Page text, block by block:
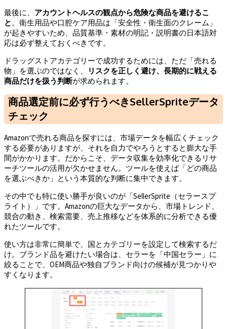
最後に、 アカウントヘルスの観点から危険な商品を避けるこ
と 。衛生用品や口腔ケア用品は「安全性・衛生面のクレーム」
が起きやすいため、品質基準・素材の明記・説明書の日本語対
応は必ず整えておくべきです。
ドラッグストアカテゴリーで成功するためには、ただ「売れる
物」を選ぶのではなく、
リスクを正しく避け、長期的に戦える
商品だけを扱う判断が求められます。
商品選定前に必ず行うべきSellerSpriteデータ
チェック
Amazonで売れる商品を探すには、市場データを幅広くチェック
する必要がありますが、それを自力でやろうとすると膨大な手
間がかかります。だからこそ、データ収集を効率化できるリサ
ーチツールの活用が欠かせません。ツールを使えば「どの商品
を選ぶべきか」という本質的な判断に集中できます。
その中でも特に使い勝手が良いのが「SellerSprite（セラースプ
ライト）」です。Amazonの巨大なデータから、市場トレンド、
競合の動き、検索需要、売上推移などを体系的に分析できる優
れたツールです。
使い方は非常に簡単で、国とカテゴリーを設定して検索するだ
け。ブランド品を避けたい場合は、セラーを「中国セラー」に
絞ることで、OEM商品や独自ブランド向けの候補が見つかりや
すくなります。